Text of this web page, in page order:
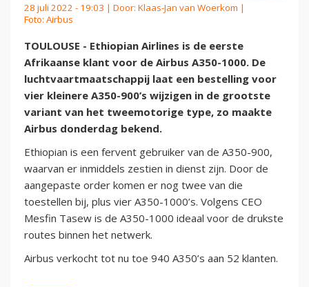
28 juli 2022 - 19:03 | Door: Klaas-Jan van Woerkom |
Foto: Airbus
TOULOUSE - Ethiopian Airlines is de eerste
Afrikaanse klant voor de Airbus A350-1000. De
luchtvaartmaatschappij laat een bestelling voor
vier kleinere A350-900’s wijzigen in de grootste
variant van het tweemotorige type, zo maakte
Airbus donderdag bekend.
Ethiopian is een fervent gebruiker van de A350-900,
waarvan er inmiddels zestien in dienst zijn. Door de
aangepaste order komen er nog twee van die
toestellen bij, plus vier A350-1000’s. Volgens CEO
Mesfin Tasew is de A350-1000 ideaal voor de drukste
routes binnen het netwerk.
Airbus verkocht tot nu toe 940 A350’s aan 52 klanten.